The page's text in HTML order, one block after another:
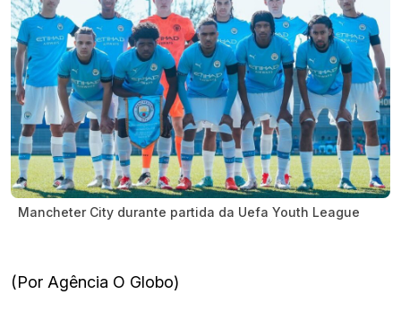
Mancheter City durante partida da Uefa Youth League
(Por Agência O Globo)